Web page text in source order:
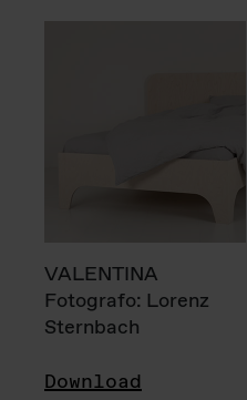
VALENTINA
Fotografo: Lorenz
Sternbach
Download